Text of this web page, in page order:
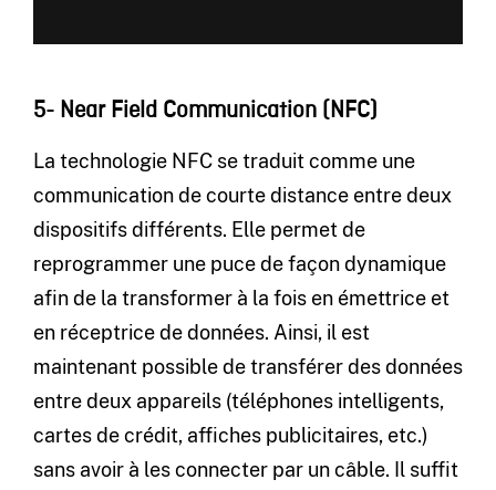
5- Near Field Communication (NFC)
La technologie NFC se traduit comme une
communication de courte distance entre deux
dispositifs différents. Elle permet de
reprogrammer une puce de façon dynamique
afin de la transformer à la fois en émettrice et
en réceptrice de données. Ainsi, il est
maintenant possible de transférer des données
entre deux appareils (téléphones intelligents,
cartes de crédit, affiches publicitaires, etc.)
sans avoir à les connecter par un câble. Il suffit